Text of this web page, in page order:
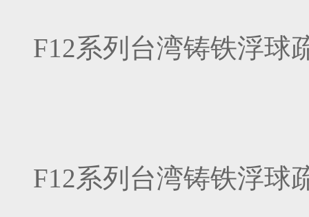
F12系列台湾铸铁浮球
F12系列台湾铸铁浮球